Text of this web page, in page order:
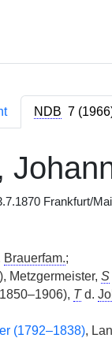
NDB 7
Frankfurt/
Brauerfam.;
Metzgermeister, S
Td.
(1792–1838),